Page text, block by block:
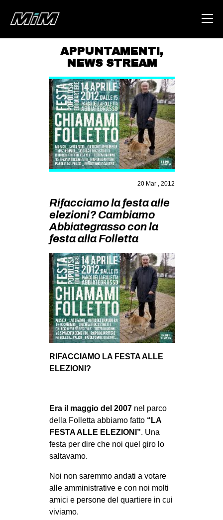
HOME
ABOUT
AREA
DEGENERAZIONE
GAZA FREESTYLE
CSOA LAMBRETTA
ZAM
MILANO
SPAZI
SPORT POPOLARE
MOVIMENTI
AMBIENTE
ANTIFASCISMO
REPRESSIONE
STUDENTI
ARTE
CINEMA
MANIFESTI
APPUNTAMENTI ,
NEWS STREAM
20 Mar , 2012
Rifacciamo la festa alle
elezioni? Cambiamo
Abbiategrasso con la
festa alla Folletta
RIFACCIAMO LA FESTA ALLE
ELEZIONI?
Era il maggio del 2007 nel parco
della Folletta abbiamo fatto “LA
FESTA ALLE ELEZIONI”. Una
festa per dire che noi quel giro lo
saltavamo.
Noi non saremmo andati a votare
alle amministrative e con noi molti
amici e persone del quartiere in cui
viviamo.